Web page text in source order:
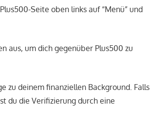
Seite oben links auf “Menü” und
aus, um dich gegenüber Plus500 zu
zu deinem finanziellen Background. Falls
du die Verifizierung durch eine